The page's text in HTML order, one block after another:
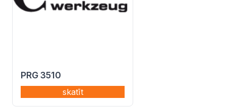
PRG 3510
skatīt